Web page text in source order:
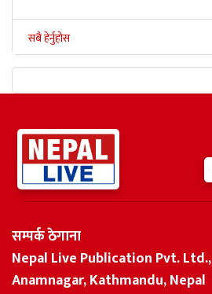
सबै हेर्नुहोस
सम्पर्क ठेगाना
Nepal Live Publication Pvt. Ltd.,
Anamnagar, Kathmandu, Nepal